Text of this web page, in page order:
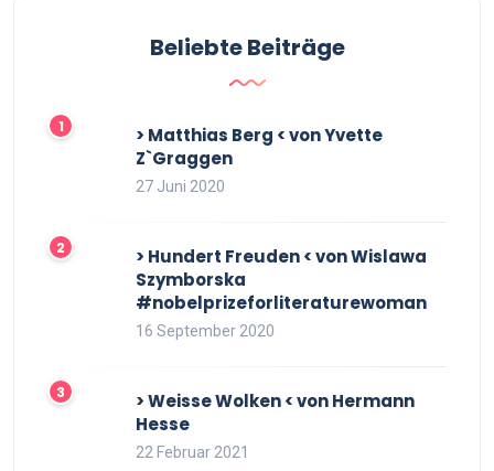
Beliebte Beiträge
> Matthias Berg < von Yvette
Z`Graggen
27 Juni 2020
> Hundert Freuden < von Wislawa
Szymborska
#nobelprizeforliteraturewoman
16 September 2020
> Weisse Wolken < von Hermann
Hesse
22 Februar 2021